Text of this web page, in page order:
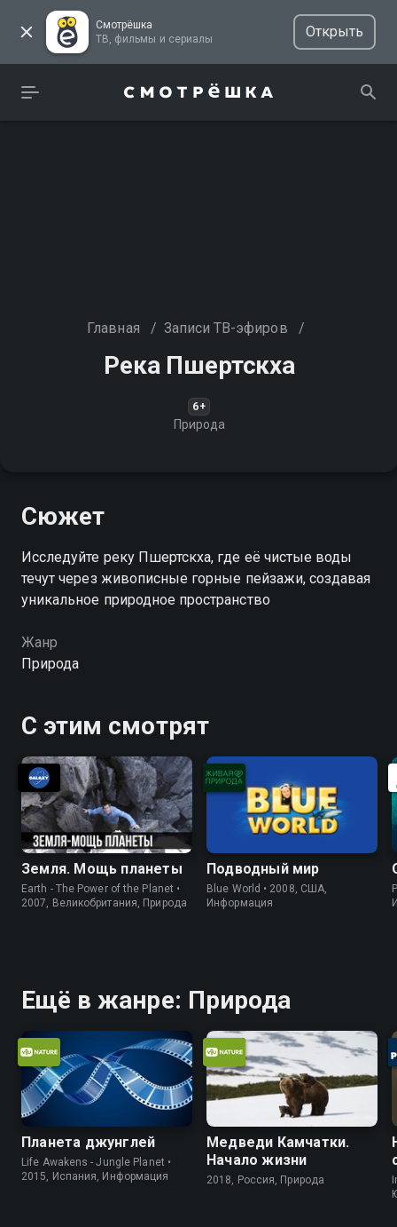
Смотрёшка
ТВ, фильмы и сериалы
Открыть
Главная / Записи ТВ-эфиров /
Река Пшертскха
6+
Природа
Сюжет
Исследуйте реку Пшертскха, где её чистые воды
течут через живописные горные пейзажи, создавая
уникальное природное пространство
Жанр
Природа
С этим смотрят
Земля. Мощь планеты
Earth - The Power of the Planet •
2007, Великобритания, Природа
Подводный мир
Blue World • 2008, США,
Информация
Ещё в жанре: Природа
Планета джунглей
Life Awakens - Jungle Planet •
2015, Испания, Информация
Медведи Камчатки.
Начало жизни
2018, Россия, Природа